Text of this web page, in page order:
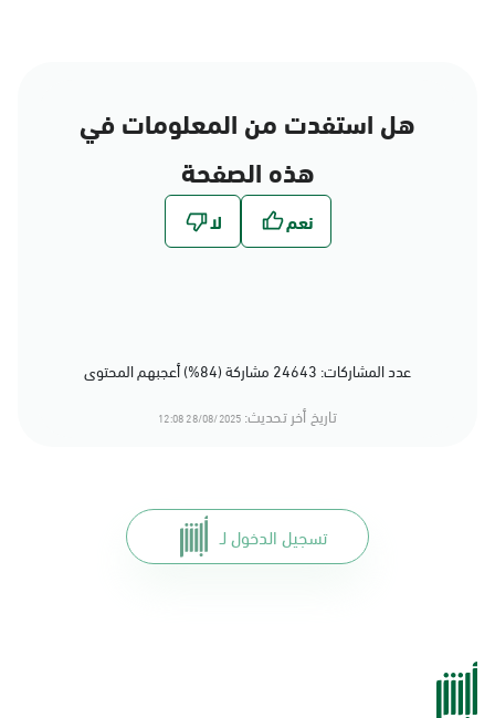
هل استفدت من المعلومات في
هذه الصفحة
عدد المشاركات: 24643 مشاركة (84%) أعجبهم المحتوى
تاريخ أخر تحديث: 28/08/2025 12:08
تسجيل الدخول لـ